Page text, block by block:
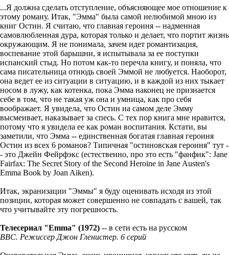
...Я должна сделать отступление, объясняющее мое отношение к
этому роману. Итак, "Эмма" была самой нелюбимой мною из
книг Остин. Я считаю, что главная героиня -- надменная
самовлюбленная дура, которая только и делает, что портит жизнь
окружающим. Я не понимала, зачем идет романтизация,
воспевание этой барышни, я испытывала за ее поступки
испанский стыд. Но потом как-то перечла книгу, и поняла, что
сама писательница отнюдь своей Эммой не любуется. Наоборот,
она ведет ее из ситуации в ситуацию, и в каждой из них тыкает
носом в лужу, как котенка, пока Эмма наконец не признается
себе в том, что не такая уж она и умница, как про себя
воображает. Я увидела, что Остин на самом деле Эмму
высмеивает, наказывает за спесь. С тех пор книга мне нравится,
потому что я увидела ее как роман воспитания. Кстати, вы
заметили, что Эмма -- единственная богатая главная героиня
Остин из всех 6 романов? Типичная "остиновская героиня" тут -
- это Джейн Фейрфэкс (естественно, про это есть "фанфик": Jane
Fairfax: The Secret Story of the Second Heroine in Jane Austen's
Emma Book by Joan Aiken).
Итак, экранизации "Эммы" я буду оценивать исходя из этой
позиции, которая может совершенно не совпадать с вашей, так
что учитывайте эту погрешность.
Телесериал "Emma" (1972) -- в сети есть на русском
BBC. Режиссер Джон Гленистер. 6 серий